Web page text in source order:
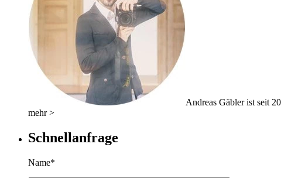
Andreas Gäbler ist seit
mehr >
Schnellanfrage
Name*